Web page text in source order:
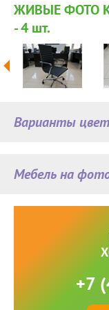
ЖИВЫЕ ФОТО
- 4 шт.
Мебель на
Варианты
+7